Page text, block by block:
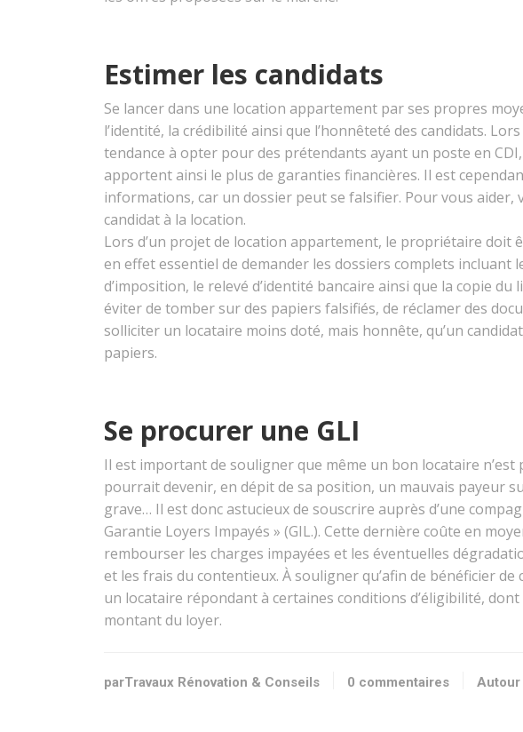
Estimer les candidats
Se lancer dans une location appartement par ses propres
l’identité, la crédibilité ainsi que l’honnêteté des candidats.
tendance à opter pour des prétendants ayant un poste en
apportent ainsi le plus de garanties financières. Il est
informations, car un dossier peut se falsifier. Pour vous aider,
candidat à la location.
Lors d’un projet de location appartement, le propriétaire doit
en effet essentiel de demander les dossiers complets incluant
d’imposition, le relevé d’identité bancaire ainsi que la copie
éviter de tomber sur des papiers falsifiés, de réclamer des
solliciter un locataire moins doté, mais honnête, qu’un
papiers.
Se procurer une GLI
Il est important de souligner que même un bon locataire n’est
pourrait devenir, en dépit de sa position, un mauvais payeur
grave… Il est donc astucieux de souscrire auprès d’une
Garantie Loyers Impayés » (GIL.). Cette dernière coûte en
rembourser les charges impayées et les éventuelles
et les frais du contentieux. À souligner qu’afin de bénéficier
un locataire répondant à certaines conditions d’éligibilité,
montant du loyer.
parTravaux Rénovation & Conseils 0 commentaires